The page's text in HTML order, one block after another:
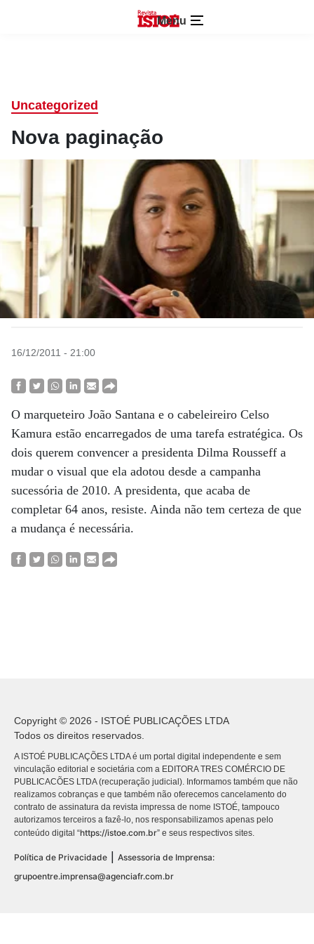
Menu
Uncategorized
Nova paginação
16/12/2011 - 21:00
O marqueteiro João Santana e o cabeleireiro Celso
Kamura estão encarregados de uma tarefa estratégica. Os
dois querem convencer a presidenta Dilma Rousseff a
mudar o visual que ela adotou desde a campanha
sucessória de 2010. A presidenta, que acaba de
completar 64 anos, resiste. Ainda não tem certeza de que
a mudança é necessária.
Copyright © 2026 - ISTOÉ PUBLICAÇÕES LTDA
Todos os direitos reservados.
A ISTOÉ PUBLICAÇÕES LTDA é um portal digital independente e sem
vinculação editorial e societária com a EDITORA TRES COMÉRCIO DE
PUBLICACÕES LTDA (recuperação judicial). Informamos também que não
realizamos cobranças e que também não oferecemos cancelamento do
contrato de assinatura da revista impressa de nome ISTOÉ, tampouco
autorizamos terceiros a fazê-lo, nos responsabilizamos apenas pelo
conteúdo digital “https://istoe.com.br” e seus respectivos sites.
Política de Privacidade
Assessoria de Imprensa:
grupoentre.imprensa@agenciafr.com.br